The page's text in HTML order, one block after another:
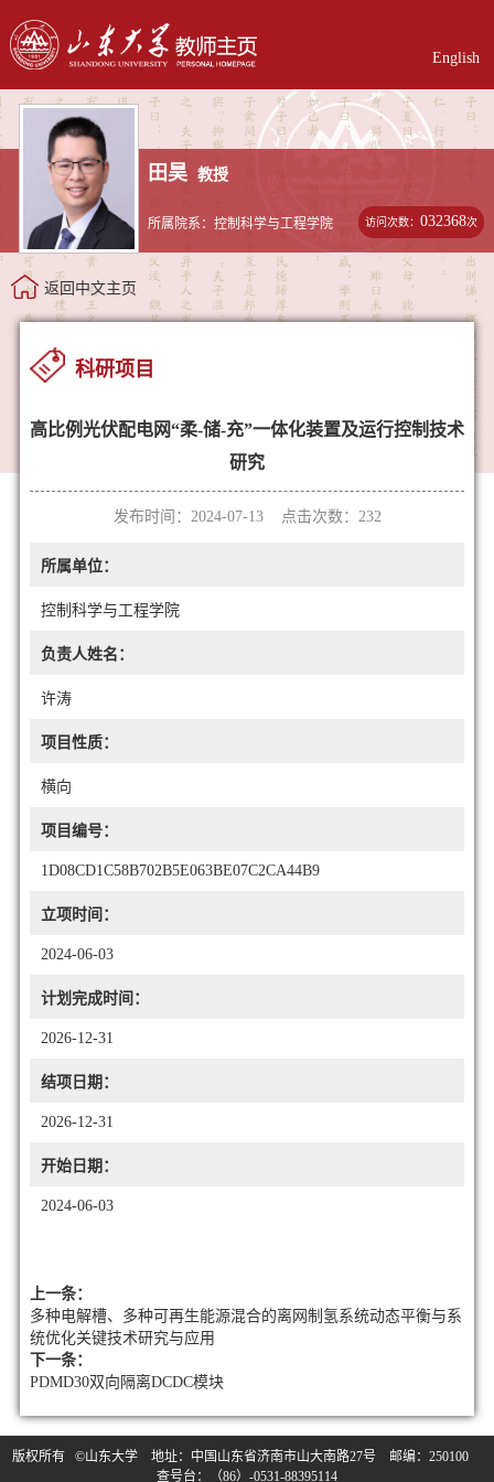
English
田昊 教授
所属院系：控制科学与工程学院 访问次数：032368次
返回中文主页
科研项目
高比例光伏配电网“柔-储-充”一体化装置及运行控制技术
研究
发布时间：2024-07-13 点击次数： 232
所属单位：
控制科学与工程学院
负责人姓名：
许涛
项目性质：
横向
项目编号：
1D08CD1C58B702B5E063BE07C2CA44B9
立项时间：
2024-06-03
计划完成时间：
2026-12-31
结项日期：
2026-12-31
开始日期：
2024-06-03
上一条：
多种电解槽、多种可再生能源混合的离网制氢系统动态平衡与系
统优化关键技术研究与应用
下一条：
PDMD30双向隔离DCDC模块
版权所有 ©山东大学 地址：中国山东省济南市山大南路27号 邮编：250100
查号台：（86）-0531-88395114